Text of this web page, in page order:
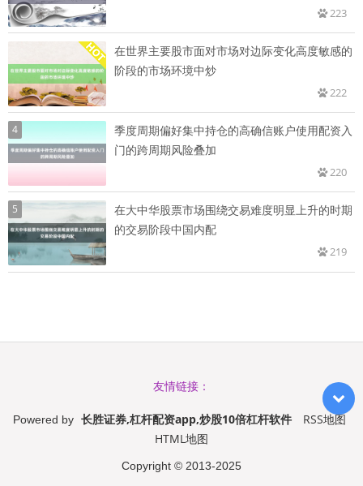
223
在世界主要股市面对市场对边际变化高度敏感的
阶段的市场环境中炒
222
4
季度周期偏好集中持仓的高确信账户使用配资入
门的跨周期风险叠加
220
5
在大中华股票市场围绕交易难度明显上升的时期
的交易阶段中国内配
219
友情链接：
Powered by 长胜证券,杠杆配资app,炒股10倍杠杆软件
RSS地图
HTML地图
Copyright © 2013-2025